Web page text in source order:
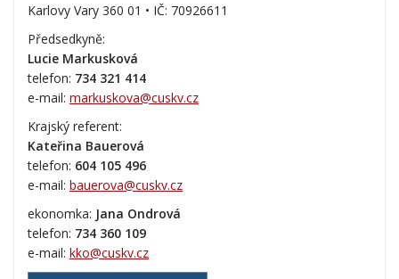
Karlovy Vary 360 01 • IČ: 70926611
Předsedkyně:
Lucie Markusková
telefon: 734 321 414
e-mail: markuskova@cuskv.cz
Krajský referent:
Kateřina Bauerová
telefon: 604 105 496
e-mail: bauerova@cuskv.cz
ekonomka: Jana Ondrová
telefon: 734 360 109
e-mail: kko@cuskv.cz